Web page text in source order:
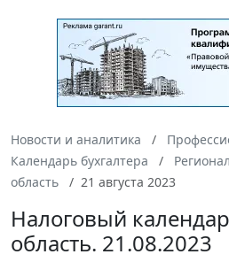
Новости и аналитика
Календарь бухгалтера
область
21 августа 2023
Налоговый
область. 21.08.2023